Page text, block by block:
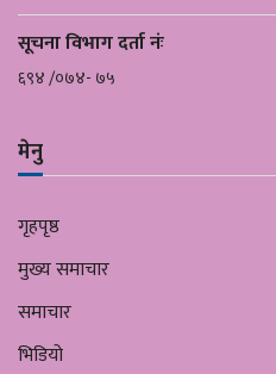
सूचना विभाग दर्ता नंः
६९४ /०७४- ७५
मेनु
गृहपृष्ठ
मुख्य समाचार
समाचार
भिडियो